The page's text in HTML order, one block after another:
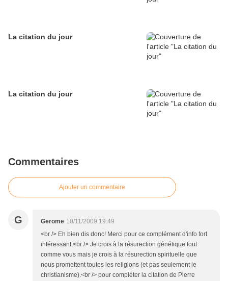
La citation du jour
La citation du jour
Commentaires
Ajouter un commentaire
G Gerome 10/11/2009 19:49
<br /> Eh bien dis donc! Merci pour ce complément d'info fort
intéressant.<br /> Je crois à la résurection génétique tout
comme vous mais je crois à la résurection spirituelle que
nous promettent toutes les religions (et pas seulement le
christianisme).<br /> pour compléter la citation de Pierre